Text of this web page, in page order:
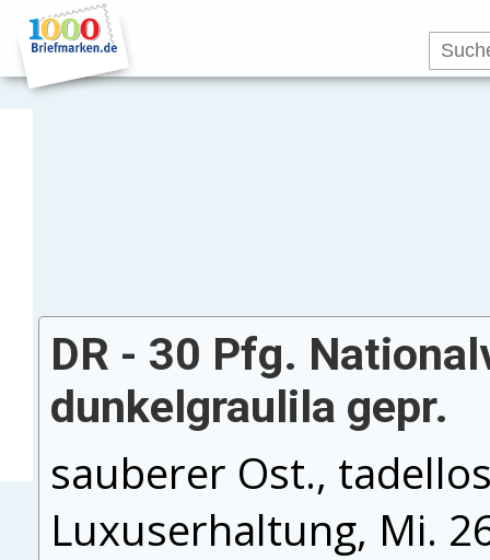
DR - 30 Pfg.
dunkelgraulila gepr.
sauberer Ost.,
Luxuserhaltung, Mi.